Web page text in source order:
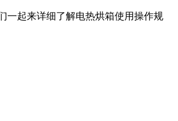
起来详细了解电热烘箱使用操作规